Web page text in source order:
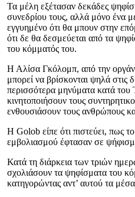
Τα μέλη εξέτασαν δεκάδες
συνεδρίου τους, αλλά μόνο ένα
εγγυημένο ότι θα μπουν στην
ότι δε θα δεσμεύεται από τα
του κόμματός του.
Η Αλίσα Γκόλομπ, από την
μπορεί να βρίσκονται ψηλά στις
περισσότερα μηνύματα κατά του
κινητοποιήσουν τους
ενθουσιάσουν τους ανθρώπους
Η Golob είπε ότι πιστεύει, πως
εμβολιασμού έφτασαν σε
Κατά τη διάρκεια των τριών
σχολιάσουν τα ψηφίσματα του
κατηγορώντας αντ’ αυτού τα